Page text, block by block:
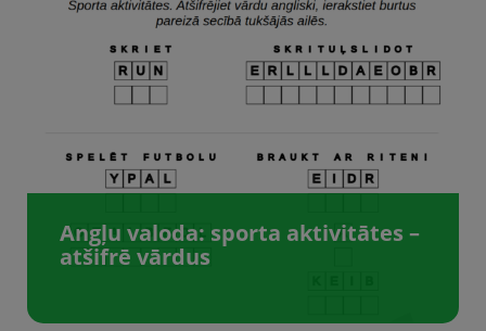
Angļu valoda: sporta aktivitātes –
atšifrē vārdus